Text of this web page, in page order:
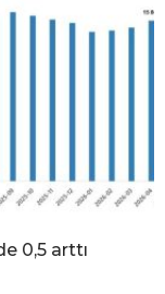
0,5 arttı